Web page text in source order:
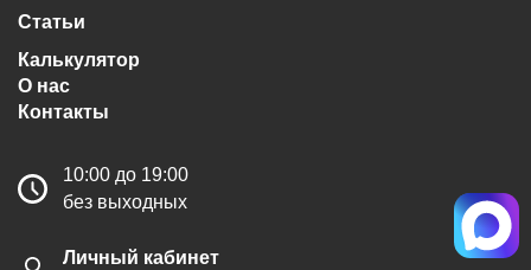
Статьи
Калькулятор
О нас
Контакты
10:00 до 19:00
без выходных
Личный кабинет